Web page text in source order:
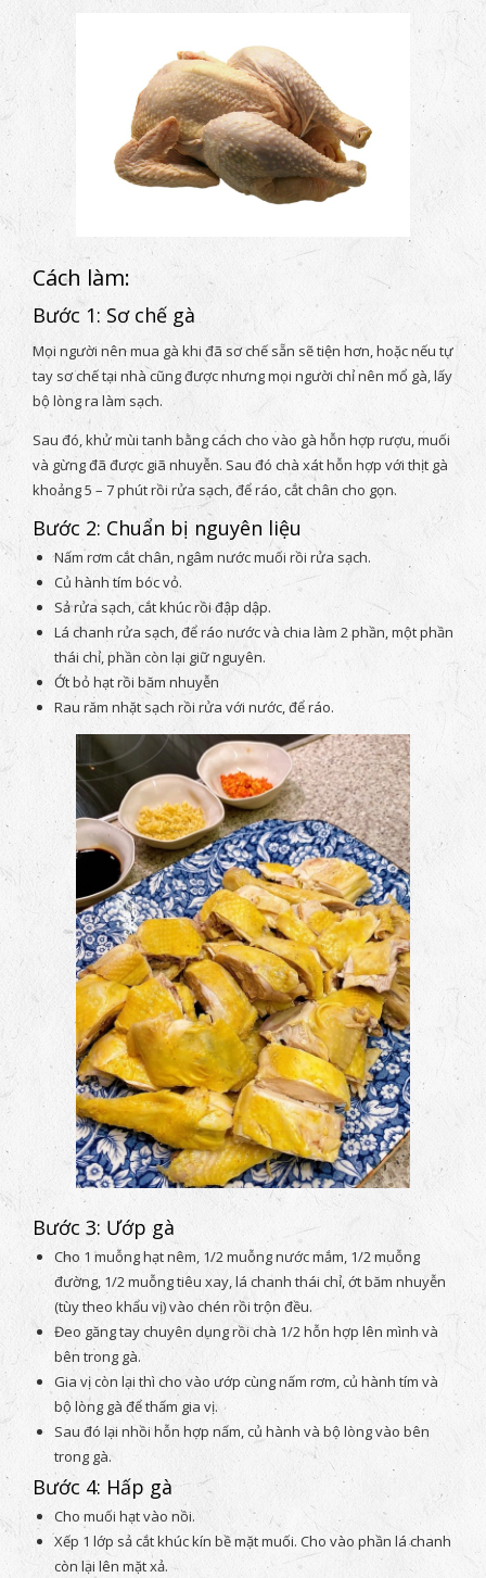
Cách làm:
Bước 1: Sơ chế gà
Mọi người nên mua gà khi đã sơ chế sẵn sẽ tiện hơn, hoặc nếu tự
tay sơ chế tại nhà cũng được nhưng mọi người chỉ nên mổ gà, lấy
bộ lòng ra làm sạch.
Sau đó, khử mùi tanh bằng cách cho vào gà hỗn hợp rượu, muối
và gừng đã được giã nhuyễn. Sau đó chà xát hỗn hợp với thịt gà
khoảng 5 – 7 phút rồi rửa sạch, để ráo, cắt chân cho gọn.
Bước 2: Chuẩn bị nguyên liệu
Nấm rơm cắt chân, ngâm nước muối rồi rửa sạch.
Củ hành tím bóc vỏ.
Sả rửa sạch, cắt khúc rồi đập dập.
Lá chanh rửa sạch, để ráo nước và chia làm 2 phần, một phần
thái chỉ, phần còn lại giữ nguyên.
Ớt bỏ hạt rồi băm nhuyễn
Rau răm nhặt sạch rồi rửa với nước, để ráo.
Bước 3: Ướp gà
Cho 1 muỗng hạt nêm, 1/2 muỗng nước mắm, 1/2 muỗng
đường, 1/2 muỗng tiêu xay, lá chanh thái chỉ, ớt băm nhuyễn
(tùy theo khẩu vị) vào chén rồi trộn đều.
Đeo găng tay chuyên dụng rồi chà 1/2 hỗn hợp lên mình và
bên trong gà.
Gia vị còn lại thì cho vào ướp cùng nấm rơm, củ hành tím và
bộ lòng gà để thấm gia vị.
Sau đó lại nhồi hỗn hợp nấm, củ hành và bộ lòng vào bên
trong gà.
Bước 4: Hấp gà
Cho muối hạt vào nồi.
Xếp 1 lớp sả cắt khúc kín bề mặt muối. Cho vào phần lá chanh
còn lại lên mặt xả.